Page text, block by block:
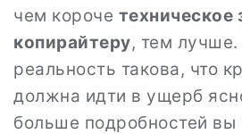
чем короче техническое
копирайтеру, тем
реальность такова, что
должна идти в ущерб
больше подробностей вы